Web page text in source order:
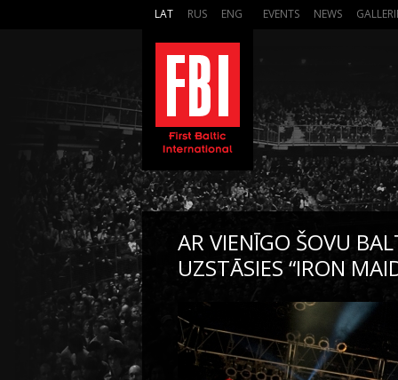
LAT RUS ENG EVENTS NEWS
AR VIENĪGO ŠOVU
UZSTĀSIES “IRON